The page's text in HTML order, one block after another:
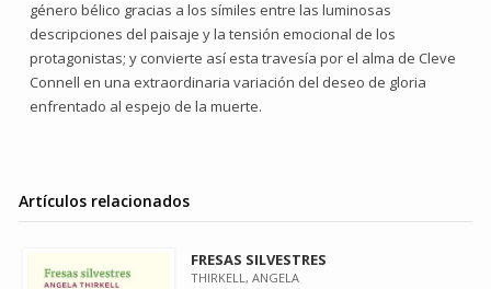
género bélico gracias a los símiles entre las luminosas
descripciones del paisaje y la tensión emocional de los
protagonistas; y convierte así esta travesía por el alma de Cleve
Connell en una extraordinaria variación del deseo de gloria
enfrentado al espejo de la muerte.
Artículos relacionados
FRESAS SILVESTRES
THIRKELL, ANGELA